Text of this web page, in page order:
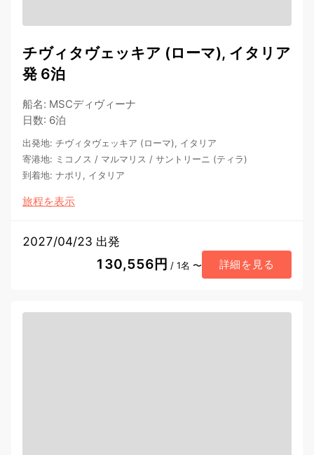
チヴィタヴェッキア (ローマ), イタリア
発 6泊
船名: MSCディヴィーナ
日数: 6泊
出発地: チヴィタヴェッキア (ローマ), イタリア
寄港地: ミコノス / マルマリス / サントリーニ (ティラ)
到着地: ナポリ, イタリア
旅程を表示
2027/04/23 出発
130,556円 / 1名 〜 詳細を見る